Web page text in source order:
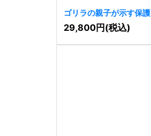
ゴリラの親子が示す保
[10877]
29,800円(税込)